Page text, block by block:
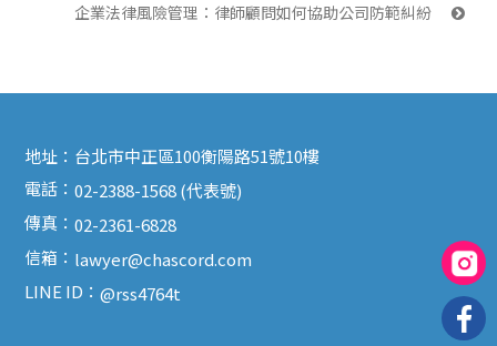
企業法律風險管理：律師顧問如何協助公司防範糾紛
地址： 台北市中正區100衡陽路51號10樓
電話：02-2388-1568 (代表號)
傳真：02-2361-6828
信箱： lawyer@chascord.com
LINE ID：@rss4764t